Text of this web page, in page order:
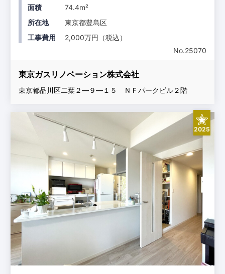
面積
74.4m²
所在地
東京都豊島区
工事費用
2,000万円（税込）
No.25070
東京ガスリノベーション株式会社
東京都品川区二葉２―９―１５ ＮＦパークビル２階
2025